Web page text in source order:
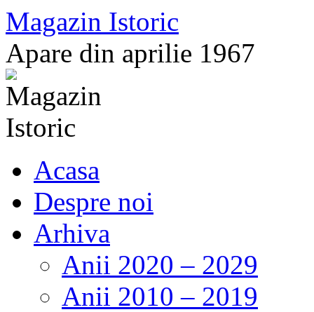
Sari
la
conținut
Magazin Istoric
Apare din aprilie 1967
Acasa
Despre noi
Arhiva
Anii 2020 – 2029
Anii 2010 – 2019